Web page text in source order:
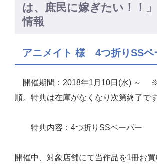
は、庶民に嫁ぎたい！！
情報
アニメイト 様 4つ折りSSペ
開催期間：2018年1月10日(水) ～
順。特典は在庫がなくなり次第終了です
特典内容：4つ折りSSペーパー
開催中、対象店舗にて当作品を1冊お買